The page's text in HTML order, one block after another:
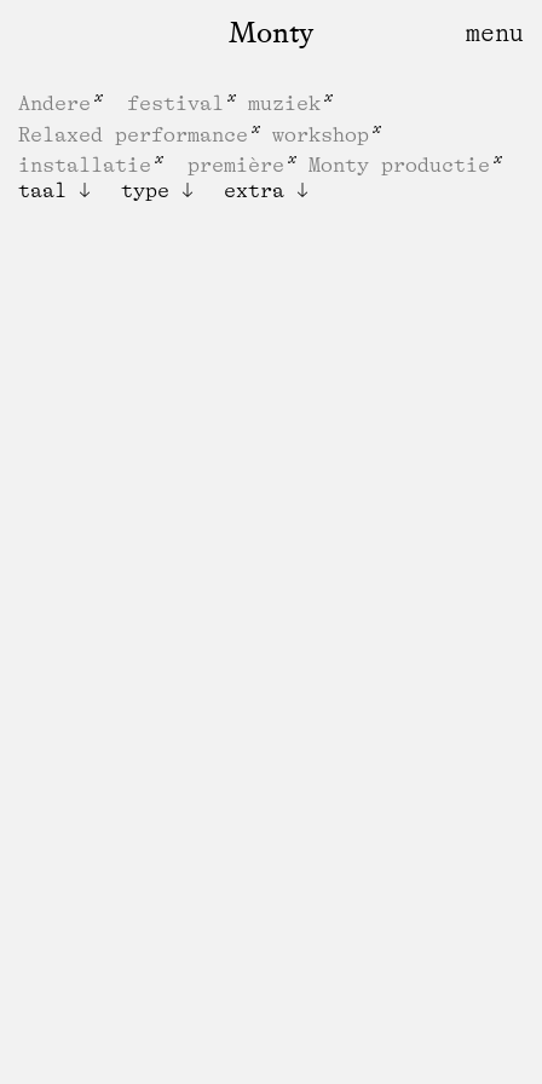
Monty
Andere festival
muziek
Relaxed performance
workshop
installatie
première
Monty productie
taal
type extra